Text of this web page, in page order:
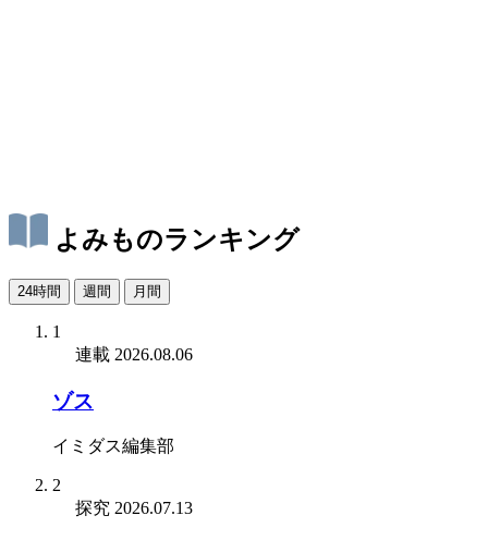
よみものランキング
24時間 週間 月間
1
連載 2026.08.06
ゾス
イミダス編集部
2
探究 2026.07.13